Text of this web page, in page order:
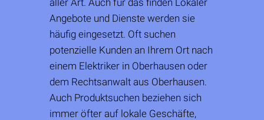
aller Art. Auch für das finden Lokaler
Angebote und Dienste werden sie
häufig eingesetzt. Oft suchen
potenzielle Kunden an Ihrem Ort nach
einem Elektriker in Oberhausen oder
dem Rechtsanwalt aus Oberhausen.
Auch Produktsuchen beziehen sich
immer öfter auf lokale Geschäfte,